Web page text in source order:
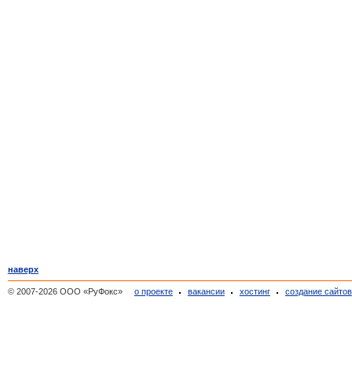
наверх
© 2007-2026 ООО «РуФокс» о проекте вакансии хостинг создание сайтов